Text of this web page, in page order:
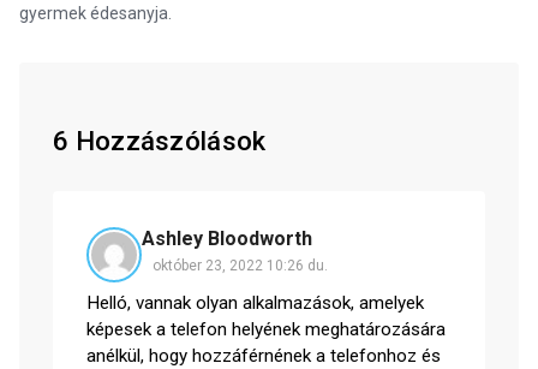
gyermek édesanyja.
6 Hozzászólások
Ashley Bloodworth
október 23, 2022 10:26 du.
Helló, vannak olyan alkalmazások, amelyek
képesek a telefon helyének meghatározására
anélkül, hogy hozzáférnének a telefonhoz és